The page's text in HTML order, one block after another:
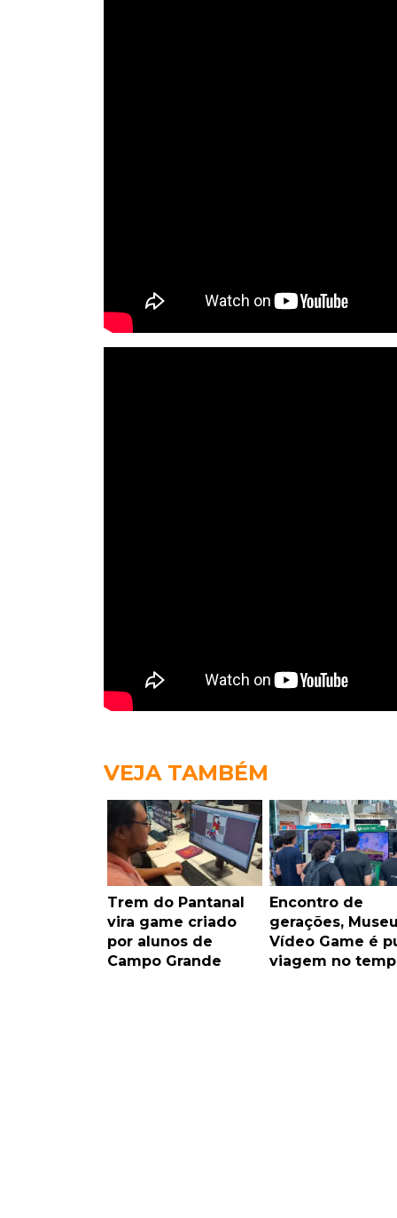
VEJA TAMBÉM
Trem do Pantanal
vira game criado
por alunos de
Campo Grande
Encontro de
gerações,
Vídeo Game é
viagem no